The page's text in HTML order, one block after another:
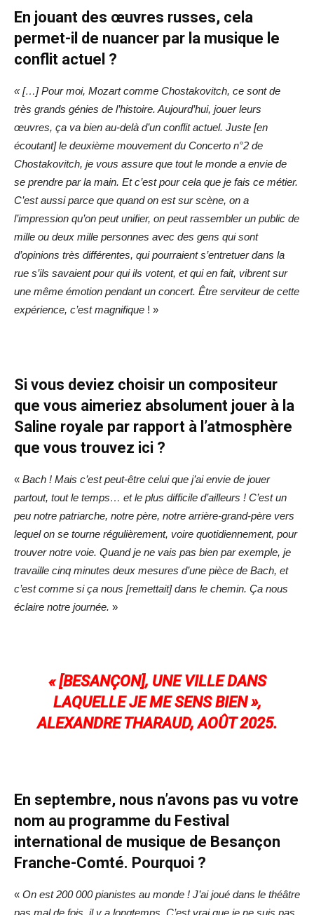
En jouant des œuvres russes, cela
permet-il de nuancer par la musique le
conflit actuel ?
« […] Pour moi, Mozart comme Chostakovitch, ce sont de
très grands génies de l’histoire. Aujourd’hui, jouer leurs
œuvres, ça va bien au-delà d’un conflit actuel. Juste [en
écoutant] le deuxième mouvement du Concerto n°2 de
Chostakovitch, je vous assure que tout le monde a envie de
se prendre par la main. Et c’est pour cela que je fais ce métier.
C’est aussi parce que quand on est sur scène, on a
l’impression qu’on peut unifier, on peut rassembler un public de
mille ou deux mille personnes avec des gens qui sont
d’opinions très différentes, qui pourraient s’entretuer dans la
rue s’ils savaient pour qui ils votent, et qui en fait, vibrent sur
une même émotion pendant un concert. Être serviteur de cette
expérience, c’est magnifique ! »
Si vous deviez choisir un compositeur
que vous aimeriez absolument jouer à la
Saline royale par rapport à l’atmosphère
que vous trouvez ici ?
« Bach ! Mais c’est peut-être celui que j’ai envie de jouer
partout, tout le temps… et le plus difficile d’ailleurs ! C’est un
peu notre patriarche, notre père, notre arrière-grand-père vers
lequel on se tourne régulièrement, voire quotidiennement, pour
trouver notre voie. Quand je ne vais pas bien par exemple, je
travaille cinq minutes deux mesures d’une pièce de Bach, et
c’est comme si ça nous [remettait] dans le chemin. Ça nous
éclaire notre journée. »
«[BESANÇON], UNE VILLE DANS
LAQUELLE JE ME SENS BIEN»,
ALEXANDRE THARAUD, AOÛT 2025.
En septembre, nous n’avons pas vu votre
nom au programme du Festival
international de musique de Besançon
Franche-Comté. Pourquoi ?
« On est 200 000 pianistes au monde ! J’ai joué dans le théâtre
pas mal de fois, il y a longtemps. C’est vrai que je ne suis pas